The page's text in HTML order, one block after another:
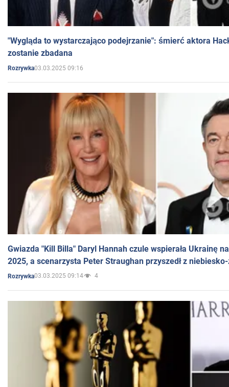
"Wygląda to wystarczająco podejrzanie": śmierć aktora
zostanie zbadana
Rozrywka03.03.2025 09:16
Gwiazda "Kill Billa" Daryl Hannah czule wspierała Ukrainę
2025, a scenarzysta Peter Straughan przyszedł z
Rozrywka03.03.2025 09:14 4